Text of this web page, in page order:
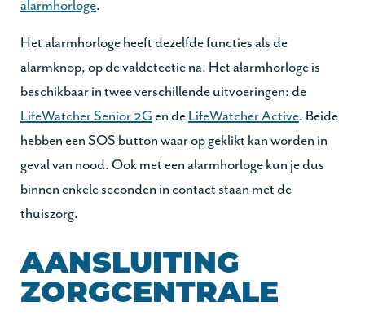
alarmhorloge.
Het alarmhorloge heeft dezelfde functies als de
alarmknop, op de valdetectie na. Het alarmhorloge is
beschikbaar in twee verschillende uitvoeringen: de
LifeWatcher Senior 2G en de LifeWatcher Active. Beide
hebben een SOS button waar op geklikt kan worden in
geval van nood. Ook met een alarmhorloge kun je dus
binnen enkele seconden in contact staan met de
thuiszorg.
AANSLUITING
ZORGCENTRALE